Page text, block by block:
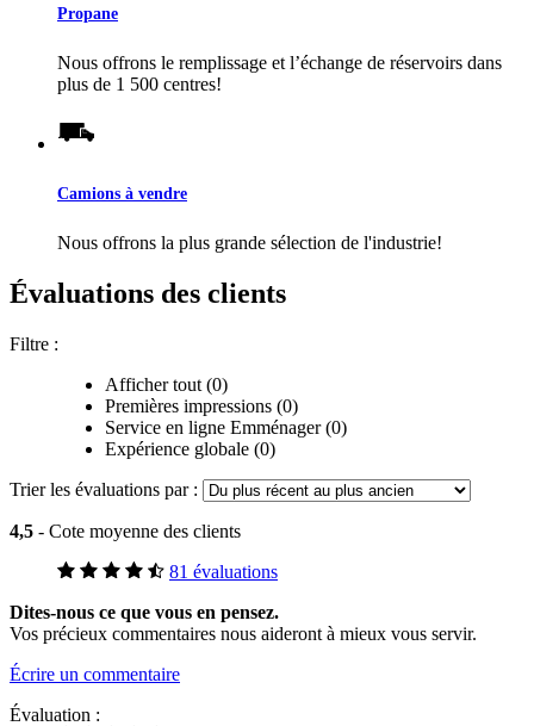
Propane
Nous offrons le remplissage et l’échange de réservoirs dans
plus de 1 500 centres!
Camions à vendre
Nous offrons la plus grande sélection de l'industrie!
Évaluations des clients
Filtre :
Afficher tout (0)
Premières impressions (0)
Service en ligne Emménager (0)
Expérience globale (0)
Trier les évaluations par :
4,5 - Cote moyenne des clients
81 évaluations
Dites-nous ce que vous en pensez.
Vos précieux commentaires nous aideront à mieux vous servir.
Écrire un commentaire
Évaluation :